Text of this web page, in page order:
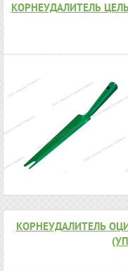
КОРНЕУДАЛИТЕЛЬ
КОРНЕУДАЛИТЕЛЬ